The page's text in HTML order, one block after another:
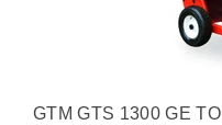
GTM GTS 1300 GE TO